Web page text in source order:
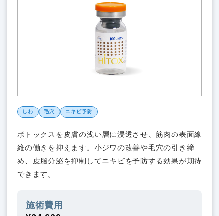
しわ 毛穴 ニキビ予防
ボトックスを皮膚の浅い層に浸透させ、筋肉の表面線
維の働きを抑えます。小ジワの改善や毛穴の引き締
め、皮脂分泌を抑制してニキビを予防する効果が期待
できます。
施術費用